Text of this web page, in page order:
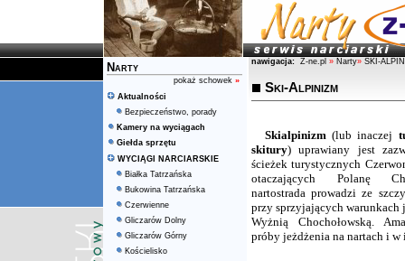
Narty
pokaż schowek »
Aktualności
Bezpieczeństwo, porady
Kamery na wyciągach
Giełda sprzętu
WYCIĄGI NARCIARSKIE
Białka Tatrzańska
Bukowina Tatrzańska
Czerwienne
Gliczarów Dolny
Gliczarów Górny
Kościelisko
nawigacja: Z-ne.pl » Narty» SKI-
Ski-Alpinizm
Skialpinizm (lub inaczej
skitury) uprawiany jest
ścieżek turystycznych
otaczających Polanę
nartostrada prowadzi ze
przy sprzyjających warunkach
Wyżnią Chochołowską.
próby jeżdżenia na nartach i